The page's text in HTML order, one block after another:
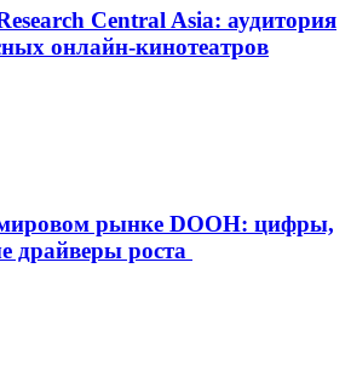
Central Asia: аудитория
онлайн-кинотеатров
рынке DOOH: цифры,
драйверы роста